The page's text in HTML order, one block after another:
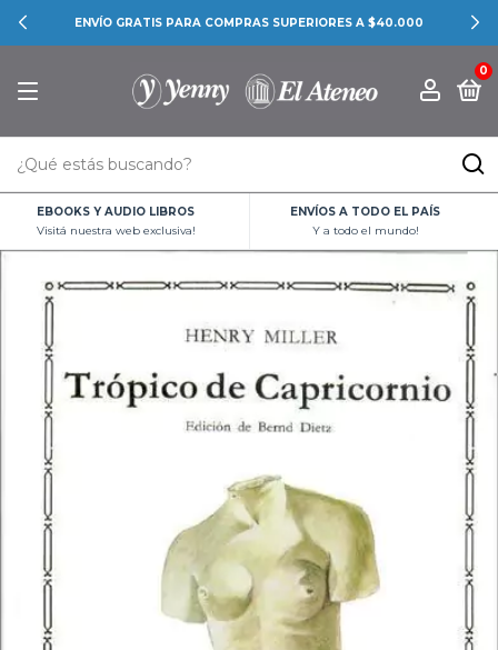
ENVÍO GRATIS PARA COMPRAS SUPERIORES A $40.000
0
EBOOKS Y AUDIO LIBROS
Visitá nuestra web exclusiva!
ENVÍOS A TODO EL PAÍS
Y a todo el mundo!